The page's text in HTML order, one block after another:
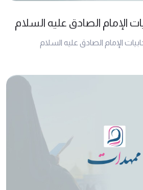
الإمام الصادق عليه السلام
الإمام الصادق عليه السلام